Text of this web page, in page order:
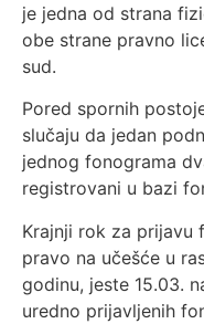
je jedna od strana
obe strane pravno
sud.
Pored spornih
slučaju da jedan
jednog fonograma
registrovani u bazi
Krajnji rok za prijavu
pravo na učešće u
godinu, jeste 15.03.
uredno prijavljenih